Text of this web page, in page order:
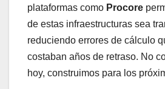
plataformas como Procore
de estas infraestructuras sea
reduciendo errores de cálculo
costaban años de retraso. No
hoy, construimos para los